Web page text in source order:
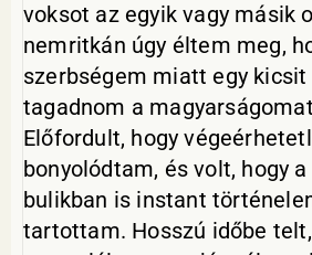
voksot az egyik vagy másik
nemritkán úgy éltem meg,
szerbségem miatt egy
tagadnom a
Előfordult, hogy
bonyolódtam, és volt, hogy
bulikban is instant
tartottam. Hosszú időbe